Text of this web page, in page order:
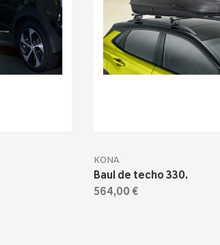
KONA
Baul de techo 330.
564,00 €